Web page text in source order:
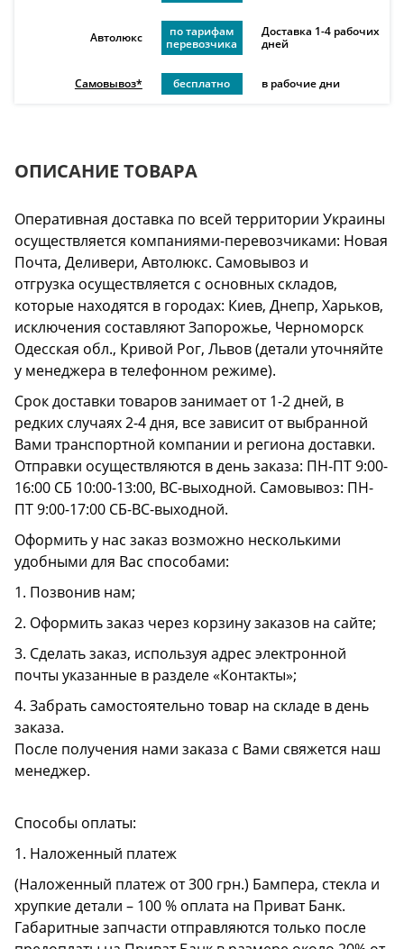
Автолюкс
по тарифам
перевозчика
Доставка 1-4 рабочих
дней
Самовывоз* бесплатно в рабочие дни
ОПИСАНИЕ ТОВАРА
Оперативная доставка по всей территории Украины
осуществляется компаниями-перевозчиками: Новая
Почта, Деливери, Автолюкс. Самовывоз и
отгрузка осуществляется с основных складов,
которые находятся в городах: Киев, Днепр, Харьков,
исключения составляют Запорожье, Черноморск
Одесская обл., Кривой Рог, Львов (детали уточняйте
у менеджера в телефонном режиме).
Срок доставки товаров занимает от 1-2 дней, в
редких случаях 2-4 дня, все зависит от выбранной
Вами транспортной компании и региона доставки.
Отправки осуществляются в день заказа: ПН-ПТ 9:00-
16:00 СБ 10:00-13:00, ВС-выходной. Самовывоз: ПН-
ПТ 9:00-17:00 СБ-ВС-выходной.
Оформить у нас заказ возможно несколькими
удобными для Вас способами:
1. Позвонив нам;
2. Оформить заказ через корзину заказов на сайте;
3. Сделать заказ, используя адрес электронной
почты указанные в разделе «Контакты»;
4. Забрать самостоятельно товар на складе в день
заказа.
После получения нами заказа с Вами свяжется наш
менеджер.
Способы оплаты:
1. Наложенный платеж
(Наложенный платеж от 300 грн.) Бампера, стекла и
хрупкие детали – 100 % оплата на Приват Банк.
Габаритные запчасти отправляются только после